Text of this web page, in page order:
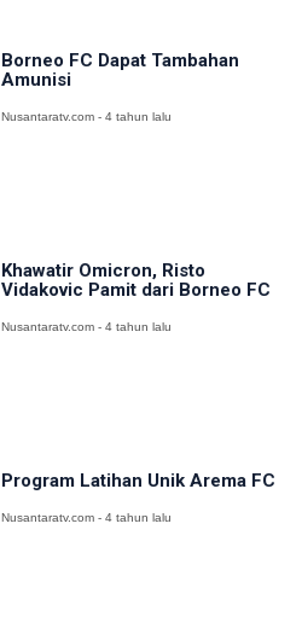
Borneo FC Dapat Tambahan
Amunisi
Nusantaratv.com - 4 tahun lalu
Khawatir Omicron, Risto
Vidakovic Pamit dari Borneo FC
Nusantaratv.com - 4 tahun lalu
Program Latihan Unik Arema FC
Nusantaratv.com - 4 tahun lalu